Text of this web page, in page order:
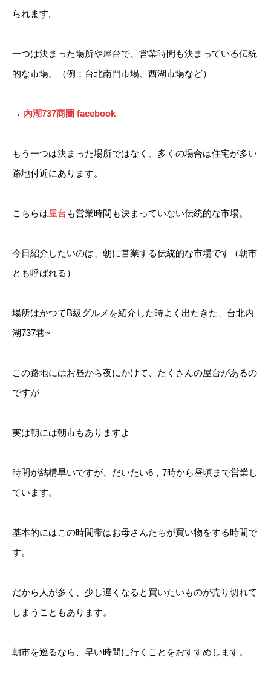
られます。
一つは決まった場所や屋台で、営業時間も決まっている伝統
的な市場。（例：台北南門市場、西湖市場など）
→ 內湖737商圈 facebook
もう一つは決まった場所ではなく、多くの場合は住宅が多い
路地付近にあります。
こちらは屋台も営業時間も決まっていない伝統的な市場。
今日紹介したいのは、朝に営業する伝統的な市場です（朝市
とも呼ばれる）
場所はかつてB級グルメを紹介した時よく出たきた、台北内
湖737巷~
この路地にはお昼から夜にかけて、たくさんの屋台があるの
ですが
実は朝には朝市もありますよ
時間が結構早いですが、だいたい6，7時から昼頃まで営業し
ています。
基本的にはこの時間帯はお母さんたちが買い物をする時間で
す。
だから人が多く、少し遅くなると買いたいものが売り切れて
しまうこともあります。
朝市を巡るなら、早い時間に行くことをおすすめします。